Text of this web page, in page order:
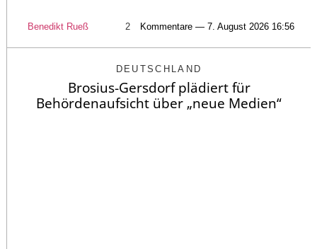
Benedikt Rueß 2 Kommentare — 7. August 2026 16:56
DEUTSCHLAND
Brosius-Gersdorf plädiert für
Behördenaufsicht über „neue Medien“